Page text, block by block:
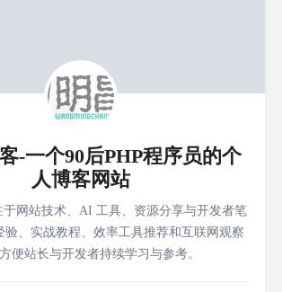
-一个90后PHP程序员的个
人博客网站
于网站技术、AI 工具、资源分享与开发者笔
验、实战教程、效率工具推荐和互联网观察
便站长与开发者持续学习与参考。